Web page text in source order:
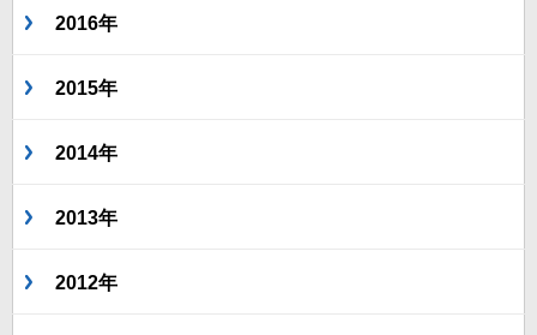
2016年
2015年
2014年
2013年
2012年